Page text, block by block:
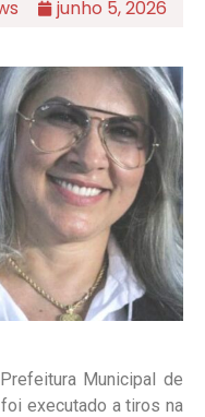
junho 5, 2026
Municipal de
executado a tiros na